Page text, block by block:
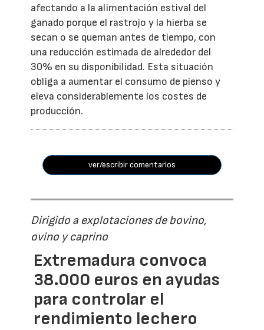
afectando a la alimentación estival del
ganado porque el rastrojo y la hierba se
secan o se queman antes de tiempo, con
una reducción estimada de alrededor del
30% en su disponibilidad. Esta situación
obliga a aumentar el consumo de pienso y
eleva considerablemente los costes de
producción.
ver/escribir comentarios
Dirigido a explotaciones de bovino,
ovino y caprino
Extremadura convoca
38.000 euros en ayudas
para controlar el
rendimiento lechero